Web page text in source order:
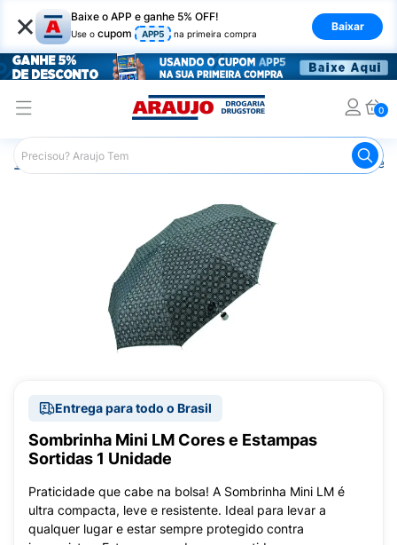
× Baixe o APP e ganhe 5% OFF!
Use o cupom APP5 na primeira compra
Baixar
0
Araujo Mercado Guarda Chuva e
Entrega para todo o Brasil
Sombrinha Mini LM Cores e Estampas
Sortidas 1 Unidade
Praticidade que cabe na bolsa! A Sombrinha Mini LM é
ultra compacta, leve e resistente. Ideal para levar a
qualquer lugar e estar sempre protegido contra